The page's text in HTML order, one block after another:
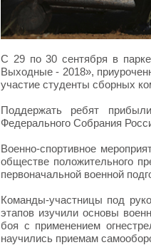
С 29 по 30 сентября в
Выходные - 2018»,
участие студенты сборных
Поддержать ребят
Федерального Собрания
Военно-спортивное
обществе положительного
первоначальной военной
Команды-участницы под
этапов изучили основы
боя с применением
научились приемам